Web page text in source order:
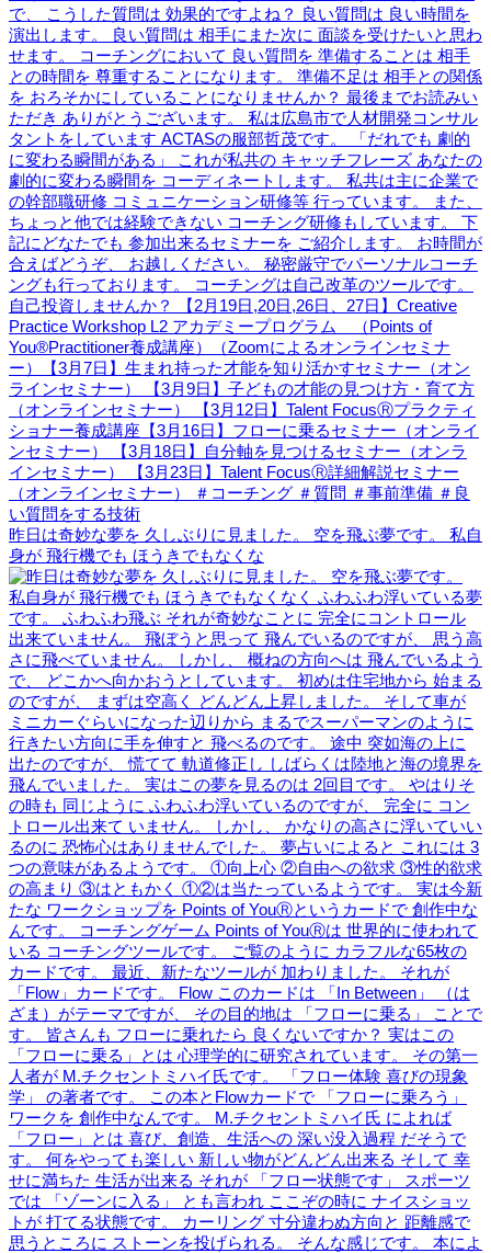
昨日は奇妙な夢を 久しぶりに見ました。 空を飛ぶ夢です。 私自
身が 飛行機でも ほうきでもなくな